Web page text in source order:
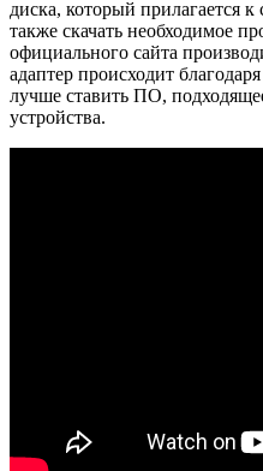
диска, который прилагается
также скачать необходимое
официального сайта
адаптер происходит
лучше ставить ПО,
устройства.